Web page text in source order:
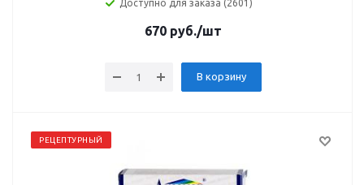
Доступно для заказа (2601)
670руб./шт
В корзину
РЕЦЕПТУРНЫЙ